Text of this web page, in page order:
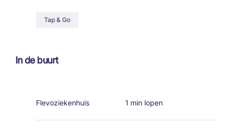
Tap & Go
In de buurt
Flevoziekenhuis 1 min lopen